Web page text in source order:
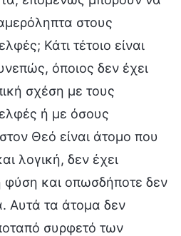
στους
Κάτι τέτοιο είναι
όποιος δεν έχει
σχέση με τους
ή με όσους
Θεό είναι άτομο που
λογική, δεν έχει
φύση και οπωσδήποτε δεν
Αυτά τα άτομα δεν
συρφετό των